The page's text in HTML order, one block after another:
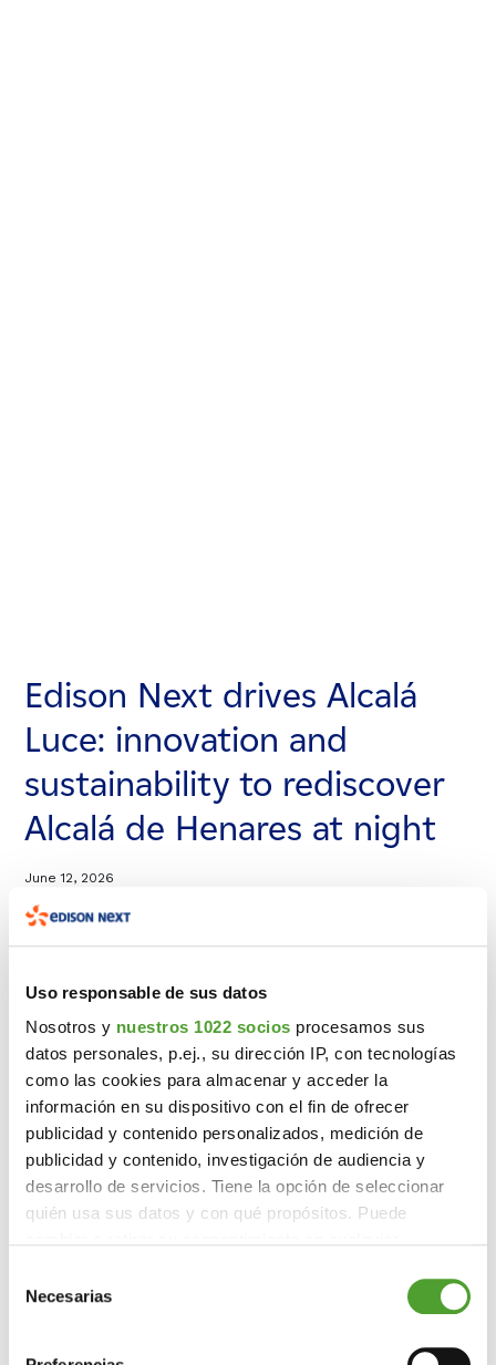
Uso responsable de sus datos
Nosotros y nuestros 1022 socios procesamos sus
datos personales, p.ej., su dirección IP, con tecnologías
como las cookies para almacenar y acceder la
información en su dispositivo con el fin de ofrecer
publicidad y contenido personalizados, medición de
publicidad y contenido, investigación de audiencia y
desarrollo de servicios. Tiene la opción de seleccionar
quién usa sus datos y con qué propósitos. Puede
el Menú de consentimiento.
Necesarias
Edison Next drives Alcalá
Luce: innovation and
sustainability to rediscover
Alcalá de Henares at night
June 12, 2026
Edison Next drives Alcalá
Luce: innovation and
sustainability to rediscover
Alcalá de Henares at night
June 12, 2026
Edison Next drives Alcalá
Luce: innovation and
sustainability to rediscover
Alcalá de Henares at night
June 12, 2026